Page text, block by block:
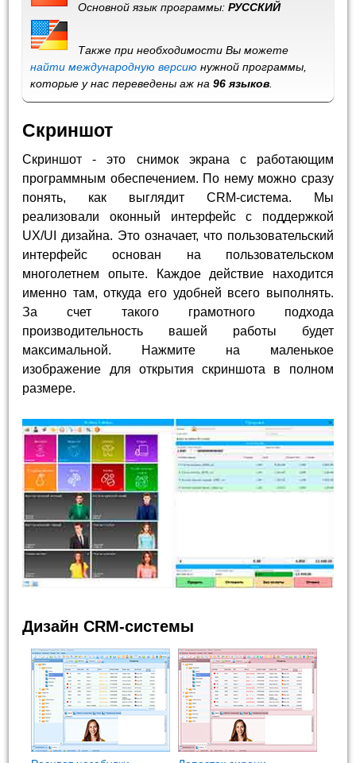
Основной язык программы:РУССКИЙ
Также при необходимости Вы можете
найти международную версию нужной программы,
которые у нас переведены аж на96 языков
Скриншот
Скриншот - это снимок экрана с работающим
программным обеспечением. По нему можно сразу
понять, как выглядит CRM-система. Мы
реализовали оконный интерфейс с поддержкой
UX/UI дизайна. Это означает, что пользовательский
интерфейс основан на пользовательском
многолетнем опыте. Каждое действие находится
именно там, откуда его удобней всего выполнять.
За счет такого грамотного подхода
производительность вашей работы будет
максимальной. Нажмите на маленькое
изображение для открытия скриншота в полном
размере.
Дизайн CRM-системы